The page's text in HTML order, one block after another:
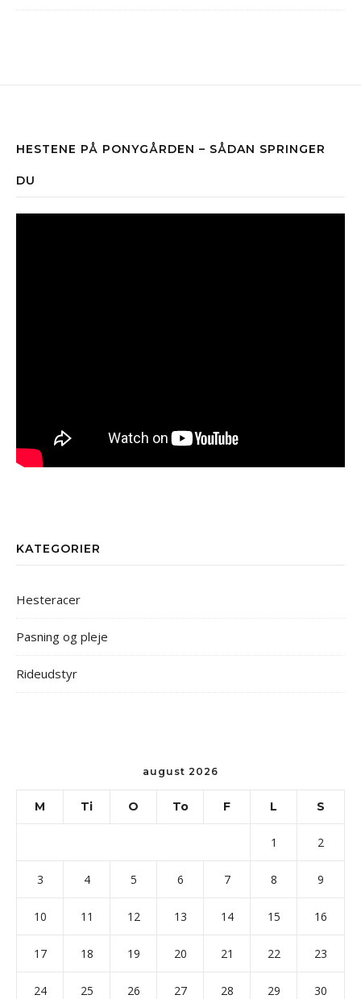
HESTENE PÅ PONYGÅRDEN – SÅDAN SPRINGER
DU
KATEGORIER
Hesteracer
Pasning og pleje
Rideudstyr
august 2026
M Ti O To F L S
1 2
3 4 5 6 7 8 9
10 11 12 13 14 15 16
17 18 19 20 21 22 23
24 25 26 27 28 29 30